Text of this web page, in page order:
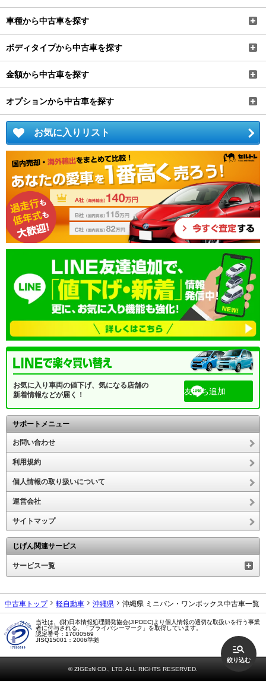
絞り込む
車種から中古車を探す
ボディタイプから中古車を探す
金額から中古車を探す
オプションから中古車を探す
お気に入りリスト
お気に入り車両の値下げ、気になる店舗の
新着情報などが届く！
友だち追加
サポートメニュー
お問い合わせ
利用規約
個人情報の取り扱いについて
運営会社
サイトマップ
じげん関連サービス
サービス一覧
中古車トップ 軽自動車 沖縄県 沖縄県 ミニバン・ワンボックス中古車一覧
当社は、(財)日本情報処理開発協会(JIPDEC)より個人情報の適切な取扱いを行う事業
者に付与される、「プライバシーマーク」を取得しています。
認定番号：17000569
JISQ15001：2006準拠
© ZIGExN CO., LTD. ALL RIGHTS RESERVED.